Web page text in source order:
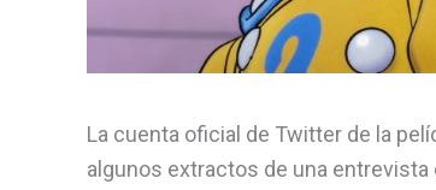
La cuenta oficial de Twitter de la
algunos extractos de una